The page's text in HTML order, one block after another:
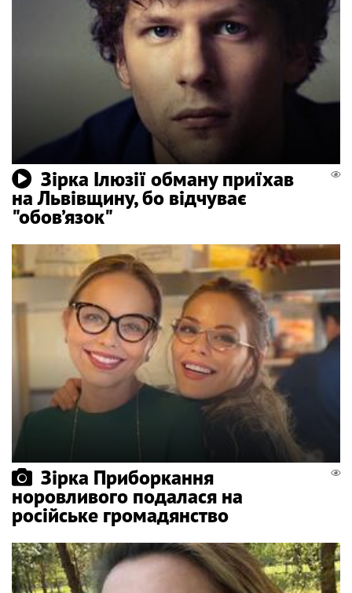
Зірка Ілюзії обману приїхав
на Львівщину, бо відчуває
"обов’язок"
Зірка Приборкання
норовливого подалася на
російське громадянство